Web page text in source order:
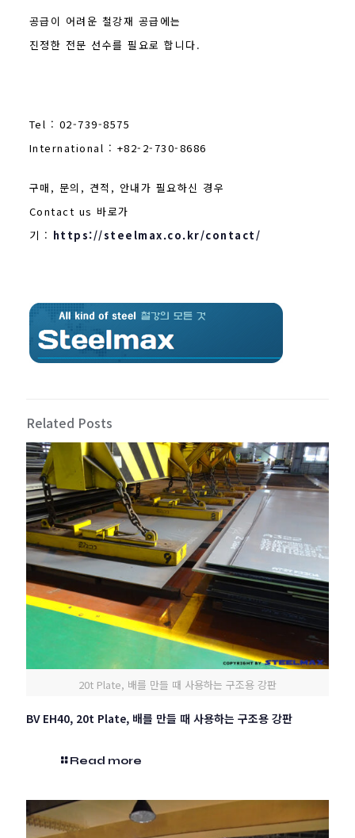
공급이 어려운 철강재 공급에는
진정한 전문 선수를 필요로 합니다.
Tel : 02-739-8575
International : +82-2-730-8686
구매, 문의, 견적, 안내가 필요하신 경우
Contact us 바로가
기 : https://steelmax.co.kr/contact/
Related Posts
20t Plate, 배를 만들 때 사용하는 구조용 강판
BV EH40, 20t Plate, 배를 만들 때 사용하는 구조용 강판
Read more